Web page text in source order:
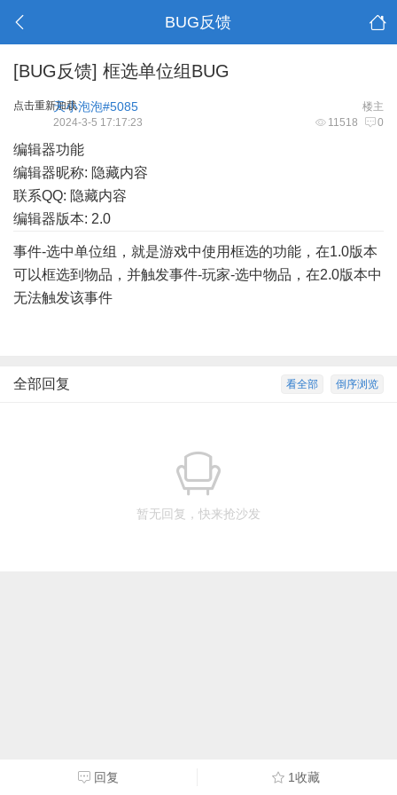
BUG反馈
[BUG反馈] 框选单位组BUG
点击重新加载 楼主
天小泡泡#5085
11518 0
2024-3-5 17:17:23
编辑器功能
编辑器昵称: 隐藏内容
联系QQ: 隐藏内容
编辑器版本: 2.0
事件-选中单位组，就是游戏中使用框选的功能，在1.0版本
可以框选到物品，并触发事件-玩家-选中物品，在2.0版本中
无法触发该事件
倒序浏览
看全部
全部回复
暂无回复，快来抢沙发
回复 1收藏